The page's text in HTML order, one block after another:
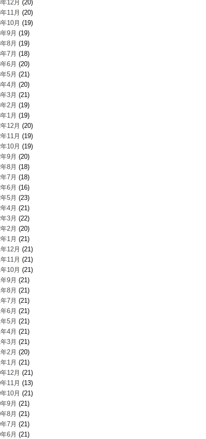
12月 (20)
11月 (20)
10月 (19)
9月 (19)
8月 (19)
7月 (18)
6月 (20)
5月 (21)
4月 (20)
3月 (21)
2月 (19)
1月 (19)
12月 (20)
11月 (19)
10月 (19)
9月 (20)
8月 (18)
7月 (18)
6月 (16)
5月 (23)
4月 (21)
3月 (22)
2月 (20)
1月 (21)
12月 (21)
11月 (21)
10月 (21)
9月 (21)
8月 (21)
7月 (21)
6月 (21)
5月 (21)
4月 (21)
3月 (21)
2月 (20)
1月 (21)
12月 (21)
11月 (13)
10月 (21)
9月 (21)
8月 (21)
7月 (21)
6月 (21)